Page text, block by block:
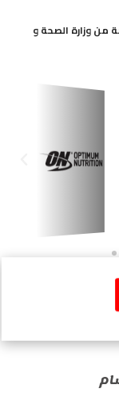
من وزارة الصحة و